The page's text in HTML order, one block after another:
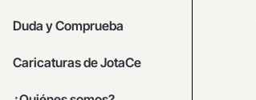
Duda y Comprueba
Caricaturas de JotaCe